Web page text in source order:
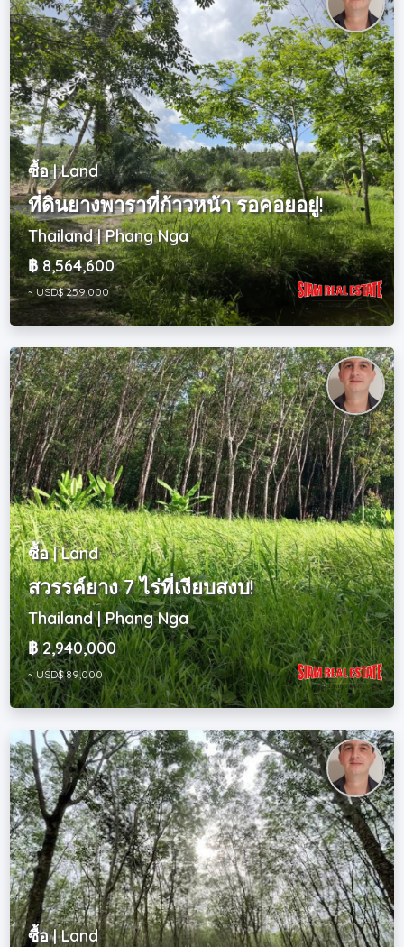
ซื้อ | Land
ที่ดินยางพาราที่ก้าวหน้า รอคอยอยู่!
Thailand | Phang Nga
฿ 8,564,600
~ USD$ 259,000
ซื้อ | Land
สวรรค์ยาง 7 ไร่ที่เงียบสงบ!
Thailand | Phang Nga
฿ 2,940,000
~ USD$ 89,000
ซื้อ | Land